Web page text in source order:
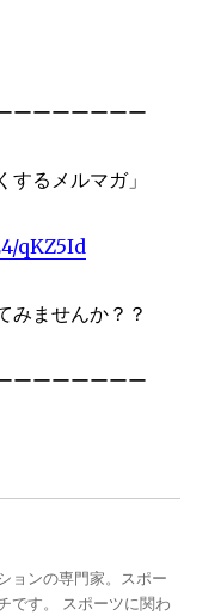
ーーーーーーー
するメルマガ」
qKZ5Id
みませんか？？
ーーーーーーー
ョンの専門家。スポー
です。 スポーツに関わ